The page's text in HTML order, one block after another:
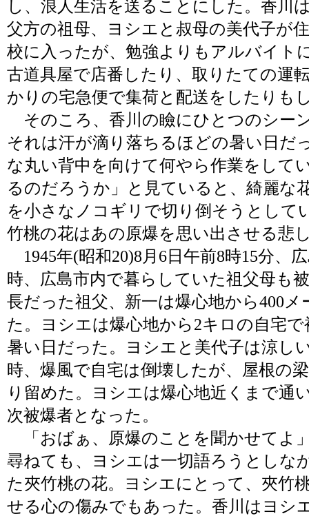
し、浪人生活を送ることにした。香川
父方の祖母、ヨシエと叔母の美代子が
校に入ったが、勉強よりもアルバイト
古道具屋で店番したり、取りたての運
かりの宅急便で集荷と配送をしたりも
そのころ、香川の瞼にひとつのシー
それは汗が滴り落ちるほどの暑い日だ
な丸い背中を向けて何やら作業をして
るのだろうか」と見ていると、綺麗な
を小さなノコギリで切り倒そうとして
竹桃の花はあの原爆を思い出させる悲
1945年(昭和20)8月6日午前8時15分、
時、広島市内で暮らしていた祖父母も
長だった祖父、新一は爆心地から400
た。ヨシエは爆心地から2キロの自宅
暑い日だった。ヨシエと美代子は涼し
時、爆風で自宅は倒壊したが、屋根の
り留めた。ヨシエは爆心地近くまで通
次被爆者となった。
「おばぁ、原爆のことを聞かせてよ
尋ねても、ヨシエは一切語ろうとしな
た夾竹桃の花。ヨシエにとって、夾竹
せる心の傷みでもあった。香川はヨシ